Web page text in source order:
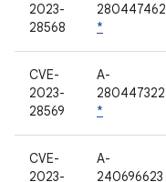
2023-
28568
280447462
*
CVE-
2023-
28569
A-
280447322
*
CVE-
2023-
A-
240696623